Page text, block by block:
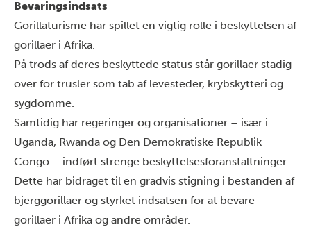
Bevaringsindsats
Gorillaturisme har spillet en vigtig rolle i beskyttelsen af
gorillaer i Afrika.
På trods af deres beskyttede status står gorillaer stadig
over for trusler som tab af levesteder, krybskytteri og
sygdomme.
Samtidig har regeringer og organisationer – især i
Uganda, Rwanda og Den Demokratiske Republik
Congo – indført strenge beskyttelsesforanstaltninger.
Dette har bidraget til en gradvis stigning i bestanden af
bjerggorillaer og styrket indsatsen for at bevare
gorillaer i Afrika og andre områder.